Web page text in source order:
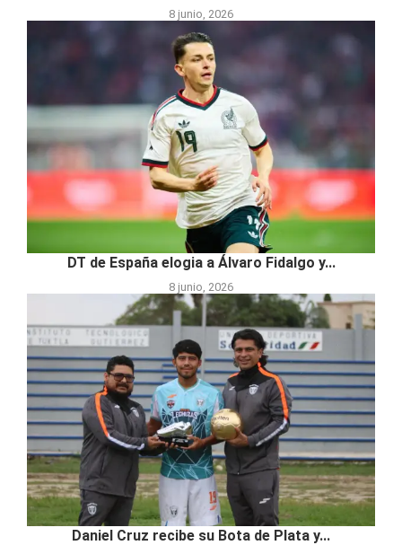
8 junio, 2026
DT de España elogia a Álvaro Fidalgo y...
8 junio, 2026
Daniel Cruz recibe su Bota de Plata y...